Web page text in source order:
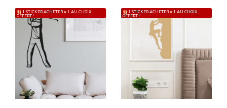
1 STICKER ACHETER = 1 AU CHOIX
OFFERT !
1 STICKER ACHETER = 1 AU CHOIX
OFFERT !